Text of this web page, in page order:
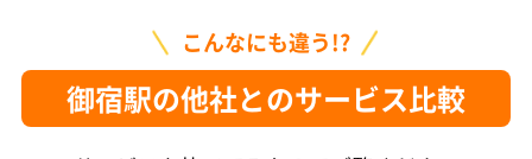
こんなにも違う!?
御宿駅の他社とのサービス比較